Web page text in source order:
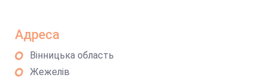
Адреса
Вінницька область
Жежелів